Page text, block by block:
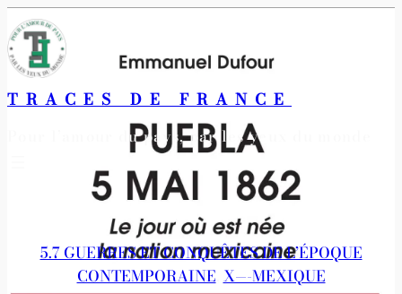
Aller
au
contenu
TRACES DE FRANCE
Pour l’amour du pays, par les yeux du monde
5.7 GUERRES ET CONQUÊTES DE L’ÉPOQUE
CONTEMPORAINE X—-MEXIQUE